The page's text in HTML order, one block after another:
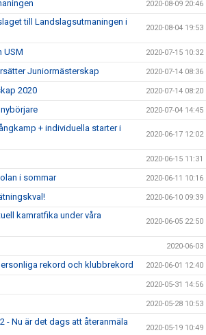
2020-08-09 20:46
till Landslagsutmaningen i
2020-08-04 19:53
USM 2020-07-15 10:32
Juniormästerskap 2020-07-14 08:36
2020 2020-07-14 08:20
2020-07-04 14:45
+ individuella starter i
2020-06-17 12:02
2020-06-15 11:31
i sommar 2020-06-11 10:16
2020-06-10 09:39
kamratfika under våra
2020-06-05 22:50
2020-06-03
rekord och klubbrekord 2020-06-01 12:40
2020-05-31 14:56
2020-05-28 10:53
- Nu är det dags att återanmäla
2020-05-19 10:49